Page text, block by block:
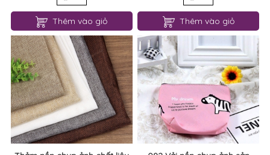
Thêm vào giỏ Thêm vào giỏ